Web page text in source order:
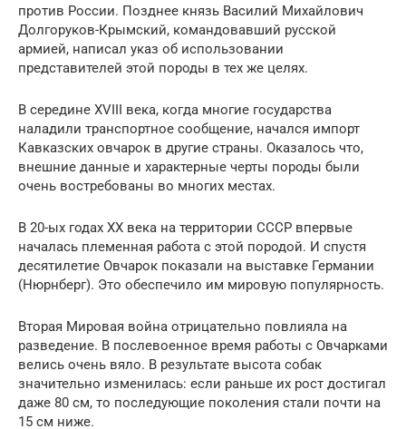
против России. Позднее князь Василий Михайлович
Долгоруков-Крымский, командовавший русской
армией, написал указ об использовании
представителей этой породы в тех же целях.
В середине XVIII века, когда многие государства
наладили транспортное сообщение, начался импорт
Кавказских овчарок в другие страны. Оказалось что,
внешние данные и характерные черты породы были
очень востребованы во многих местах.
В 20-ых годах ХХ века на территории СССР впервые
началась племенная работа с этой породой. И спустя
десятилетие Овчарок показали на выставке Германии
(Нюрнберг). Это обеспечило им мировую популярность.
Вторая Мировая война отрицательно повлияла на
разведение. В послевоенное время работы с Овчарками
велись очень вяло. В результате высота собак
значительно изменилась: если раньше их рост достигал
даже 80 см, то последующие поколения стали почти на
15 см ниже.